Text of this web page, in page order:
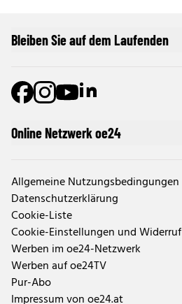
Online Netzwerk oe24
Allgemeine Nutzungsbedingungen
Datenschutzerklärung
Cookie-Liste
Cookie-Einstellungen und Widerruf
Werben im oe24-Netzwerk
Werben auf oe24TV
Pur-Abo
Impressum von oe24.at
Bleiben Sie auf dem Laufenden